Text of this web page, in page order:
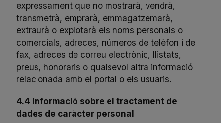
expressament que no mostrarà, vendrà,
transmetrà, emprarà, emmagatzemarà,
extraurà o explotarà els noms personals o
comercials, adreces, números de telèfon i de
fax, adreces de correu electrònic, llistats,
preus, honoraris o qualsevol altra informació
relacionada amb el portal o els usuaris.
4.4 Informació sobre el tractament de
dades de caràcter personal